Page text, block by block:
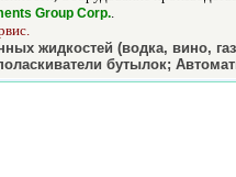
Group Corp..
жидкостей (водка, вино,
бутылок;